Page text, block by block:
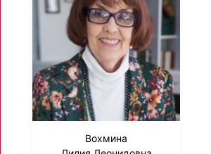
Вохмина